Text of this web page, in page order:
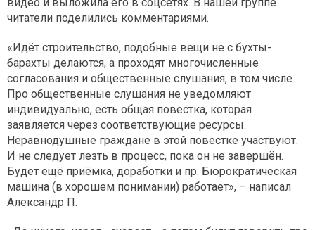
читатели поделились комментариями.
«Идёт строительство, подобные вещи не с бухты-
барахты делаются, а проходят многочисленные
согласования и общественные слушания, в том числе.
Про общественные слушания не уведомляют
индивидуально, есть общая повестка, которая
заявляется через соответствующие ресурсы.
Неравнодушные граждане в этой повестке участвуют.
И не следует лезть в процесс, пока он не завершён.
Будет ещё приёмка, доработки и пр. Бюрократическая
машина (в хорошем понимании) работает», – написал
Александр П.